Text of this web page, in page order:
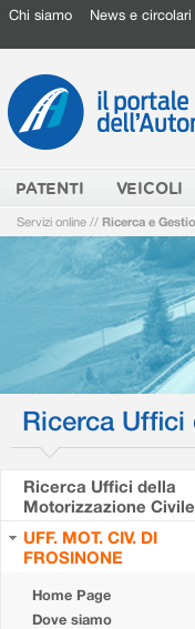
Chi siamo News e circolari
PATENTI VEICOLI
Servizi online // Ricerca e
Ricerca Uffici
Ricerca Uffici della
Motorizzazione Civile
UFF. MOT. CIV. DI
FROSINONE
Home Page
Dove siamo